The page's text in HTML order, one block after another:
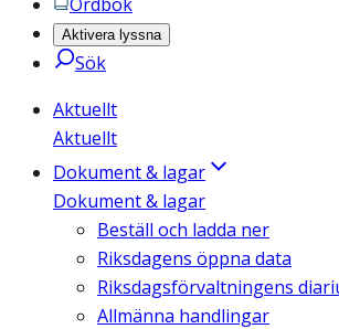
Aktivera lyssna
Sök
Aktuellt
Aktuellt
Dokument & lagar
Dokument & lagar
Beställ och ladda ner
Riksdagens öppna data
Riksdagsförvaltningens
Allmänna handlingar